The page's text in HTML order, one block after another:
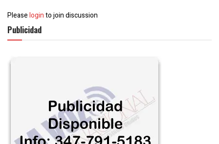
Pleaseloginto join discussion
Publicidad